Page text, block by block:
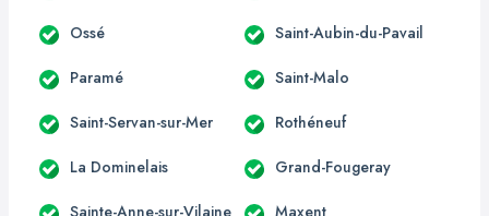
Ossé Saint-Aubin-du-Pavail
Paramé Saint-Malo
Saint-Servan-sur-Mer Rothéneuf
La Dominelais Grand-Fougeray
Sainte-Anne-sur-Vilaine Maxent